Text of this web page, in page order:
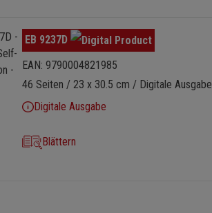
überspringen
EB 9237D
EAN: 9790004821985
46 Seiten / 23 x 30.5 cm / Digitale Ausgabe
Digitale Ausgabe
Blättern